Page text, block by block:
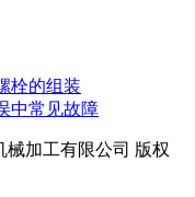
栓的组装
中常见故障
械加工有限公司 版权